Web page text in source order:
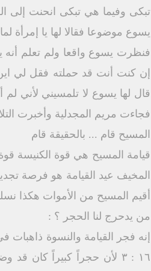
تبكى وفيما هي تبكى انحنت إلى
يسوع موضوعا فقالا لها يا إمرأة
فنظرت يسوع واقعا ولم تعلم أنه
إن كنت أنت قد حملته فقل لي
قال لها يسوع لا تلمسيني لأني
فجاءت مريم المجدلية وأخبرت
المسيح قام ... بالحقيقة قام
قيامة المسيح هي قوة الكنيسة
المخيف عيد القيامة هو فرصة
أقيم المسيح من الأموات هكذا
من يدحرج لنا الحجر ؟ :
إنه فجر القيامة والنسوة
١٦ : ٣ لأن حجراً كبيراً